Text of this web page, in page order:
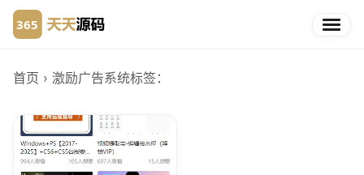
首页 › 激励广告系统标签：